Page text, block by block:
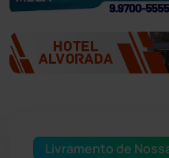
Livramento de